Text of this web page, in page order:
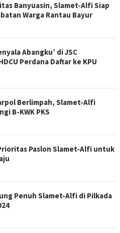
Banyuasin, Slamet-Alfi Siap
Warga Rantau Bayur
Abangku’ di JSC
Perdana Daftar ke KPU
Berlimpah, Slamet-Alfi
B-KWK PKS
Paslon Slamet-Alfi untuk
Penuh Slamet-Alfi di Pilkada